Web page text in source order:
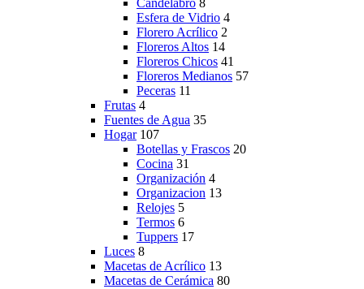
Candelabro 8
Esfera de Vidrio 4
Florero Acrílico 2
Floreros Altos 14
Floreros Chicos 41
Floreros Medianos 57
Peceras 11
Frutas 4
Fuentes de Agua 35
Hogar 107
Botellas y Frascos 20
Cocina 31
Organización 4
Organizacion 13
Relojes 5
Termos 6
Tuppers 17
Luces 8
Macetas de Acrílico 13
Macetas de Cerámica 80